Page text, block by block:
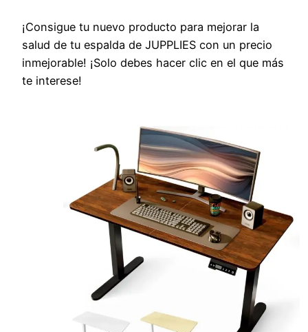
¡Consigue tu nuevo producto para mejorar la
salud de tu espalda de JUPPLIES con un precio
inmejorable! ¡Solo debes hacer clic en el que más
te interese!